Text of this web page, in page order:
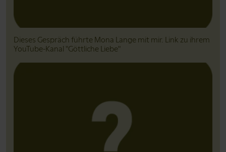
Dieses Gespräch führte Mona Lange mit mir. Link zu ihrem
YouTube-Kanal "Göttliche Liebe"